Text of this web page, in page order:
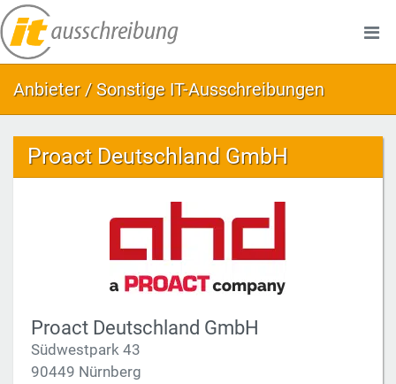
Anbieter / Sonstige IT-Ausschreibungen
Proact Deutschland GmbH
Proact Deutschland GmbH
Südwestpark 43
90449 Nürnberg